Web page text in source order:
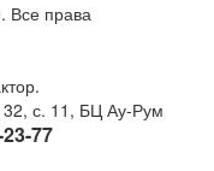
Все права
32, с. 11, БЦ Ау-Рум
77